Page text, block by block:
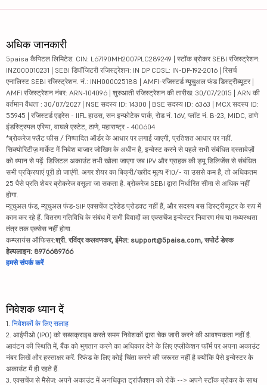
अधिक जानकारी
5paisa कैपिटल लिमिटेड. CIN: L67190MH2007PLC289249 | स्टॉक ब्रोकर SEBI रजिस्ट्रेशन:
INZ000010231 | SEBI डिपॉजिटरी रजिस्ट्रेशन: IN DP CDSL: IN-DP-192-2016 | रिसर्च
एनालिस्ट SEBI रजिस्ट्रेशन. नं.: INH000025188 | AMFI-रजिस्टर्ड म्यूचुअल फंड डिस्ट्रीब्यूटर |
AMFI रजिस्ट्रेशन नंबर: ARN-104096 | शुरुआती रजिस्ट्रेशन की तारीख: 30/07/2015 | ARN की
वर्तमान वैधता : 30/07/2027 | NSE सदस्य ID: 14300 | BSE सदस्य ID: 6363 | MCX सदस्य ID:
55945 | रजिस्टर्ड एड्रेस - IIFL हाउस, सन इन्फोटेक पार्क, रोड नं. 16V, प्लॉट नं. B-23, MIDC, ठाणे
इंडस्ट्रियल एरिया, वाघले एस्टेट, ठाणे, महाराष्ट्र - 400604
*ब्रोकरेज फ्लैट फीस / निष्पादित ऑर्डर के आधार पर लगाई जाएगी, प्रतिशत आधार पर नहीं.
सिक्योरिटीज़ मार्केट में निवेश बाजार जोखिम के अधीन है, इन्वेस्ट करने से पहले सभी संबंधित दस्तावेज़ों
को ध्यान से पढ़ें. डिजिटल अकाउंट तभी खोला जाएगा जब IPV और ग्राहक की ड्यू डिलिजेंस से संबंधित
सभी प्रक्रियाएं पूरी हो जाएंगी. अगर शेयर का बिक्री/खरीद मूल्य ₹10/- या उससे कम है, तो अधिकतम
25 पैसे प्रति शेयर ब्रोकरेज वसूला जा सकता है. ब्रोकरेज SEBI द्वारा निर्धारित सीमा से अधिक नहीं
होगा.
म्यूचुअल फंड, म्यूचुअल फंड-SIP एक्सचेंज ट्रेडेड प्रोडक्ट नहीं हैं, और सदस्य बस डिस्ट्रीब्यूटर के रूप में
काम कर रहे हैं. वितरण गतिविधि के संबंध में सभी विवादों का एक्सचेंज इन्वेस्टर निवारण मंच या मध्यस्थता
तंत्र तक एक्सेस नहीं होगा.
कम्प्लायंस ऑफिसर:श्री. रविंद्र कलवणकर, ईमेल: support@5paisa.com, सपोर्ट डेस्क
हेल्पलाइन: 8976689766
हमसे संपर्क करें
निवेशक ध्यान दें
1. निवेशकों के लिए सलाह
2. आईपीओ (IPO) को सब्सक्राइब करते समय निवेशकों द्वारा चेक जारी करने की आवश्यकता नहीं है.
आवंटन की स्थिति में, बैंक को भुगतान करने का अधिकार देने के लिए एप्लीकेशन फॉर्म पर अपना अकाउंट
नंबर लिखें और हस्ताक्षर करें. रिफंड के लिए कोई चिंता करने की जरूरत नहीं है क्योंकि पैसे इन्वेस्टर के
अकाउंट में ही रहते हैं.
3. एक्सचेंज से मैसेज: अपने अकाउंट में अनधिकृत ट्रांज़ैक्शन को रोकें --> अपने स्टॉक ब्रोकर के साथ